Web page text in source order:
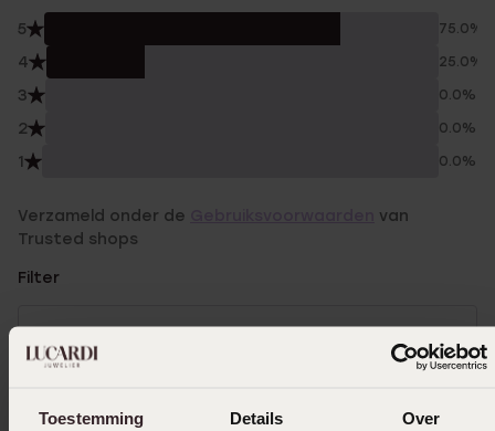
Toestemming Details Over
5 75.0%
4 25.0%
3 0.0%
2 0.0%
1 0.0%
Verzameld onder de
van
Trusted shops
Filter
25-12-2024 - H D.
Mooie ketting, goede kwaliteit. Vervanging